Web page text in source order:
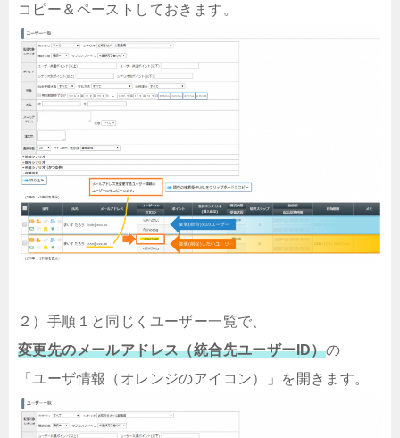
コピー＆ペーストしておきます。
２）手順１と同じくユーザー一覧で、
変更先のメールアドレス（統合先ユーザーID）の
「ユーザ情報（オレンジのアイコン）」を開きます。